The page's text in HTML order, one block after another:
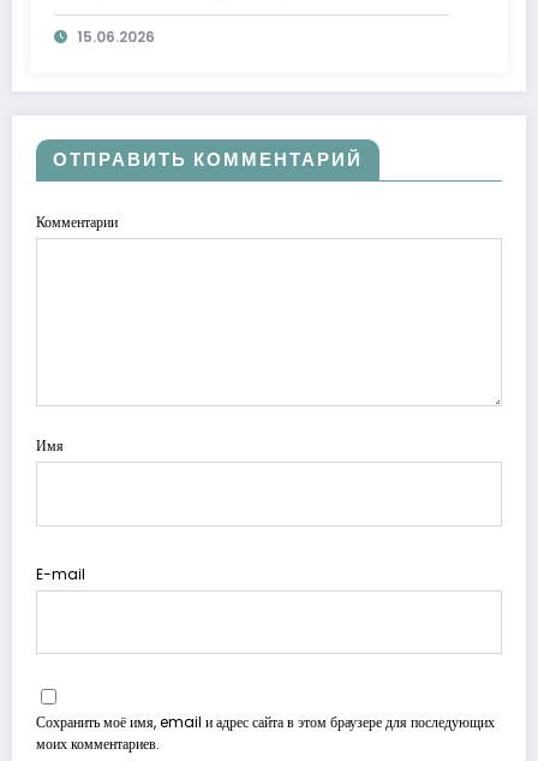
15.06.2026
ОТПРАВИТЬ КОММЕНТАРИЙ
Комментарии
Имя
E-mail
Сохранить моё имя, email и адрес сайта в этом браузере для последующих
моих комментариев.